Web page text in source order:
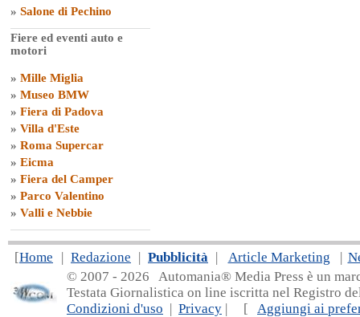
» Salone di Pechino
Fiere ed eventi auto e
motori
» Mille Miglia
» Museo BMW
» Fiera di Padova
» Villa d'Este
» Roma Supercar
» Eicma
» Fiera del Camper
» Parco Valentino
» Valli e Nebbie
[Home | Redazione | Pubblicità | Article Marketing |
© 2007 - 2026 Automania® Media Press è un
Testata Giornalistica on line iscritta nel Registro
Condizioni d'uso | Privacy | [ Aggiungi ai